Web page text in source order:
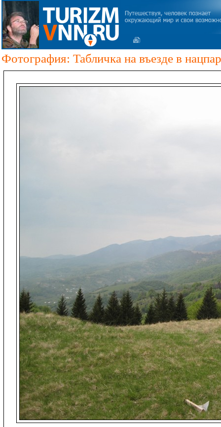
Фотография: Табличка на въезде в